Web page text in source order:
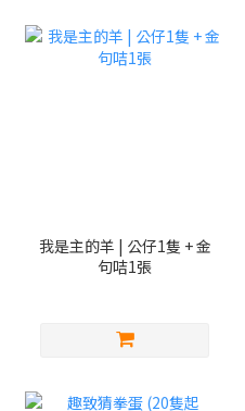
我是主的羊 | 公仔1隻 + 金
句咭1張